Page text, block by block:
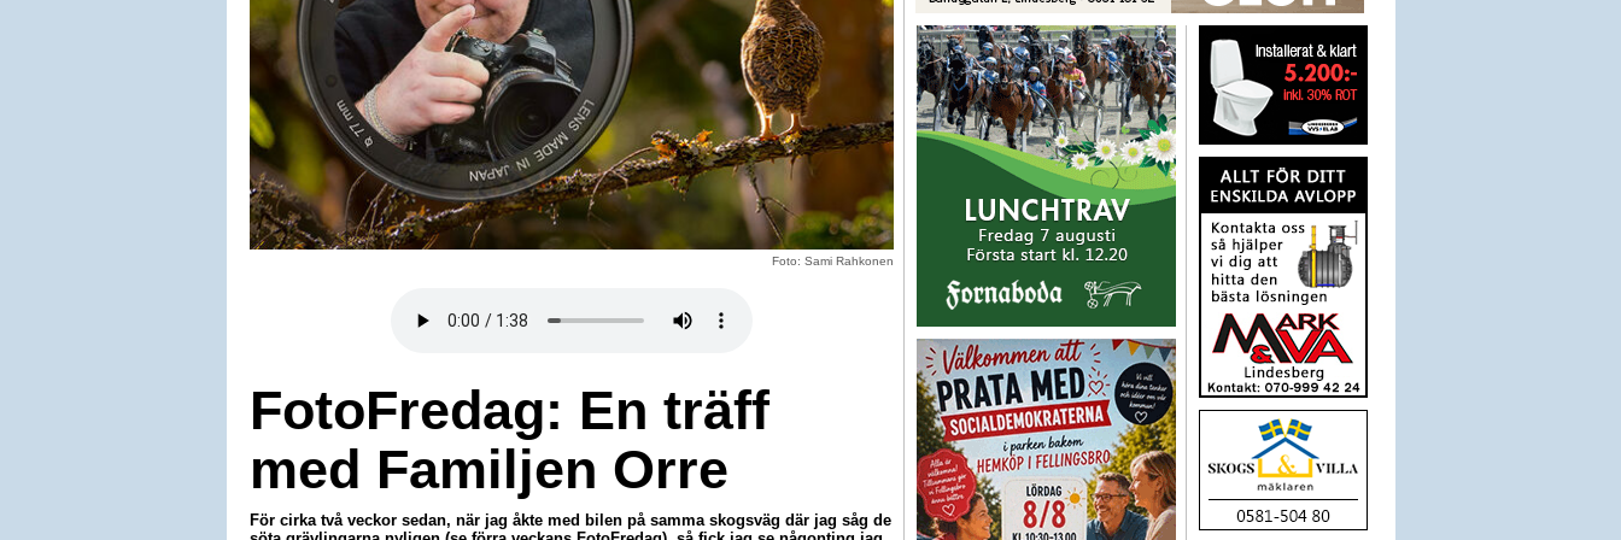
Foto: Sami Rahkonen
FotoFredag: En träff
med Familjen Orre
För cirka två veckor sedan, när jag åkte med bilen på samma skogsväg där jag såg de